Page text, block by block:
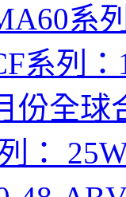
系
系列：
份全球
：